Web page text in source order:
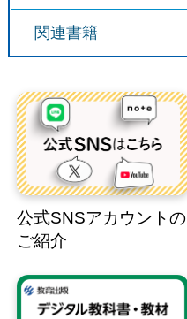
関連書籍
公式SNSアカウントの
ご紹介